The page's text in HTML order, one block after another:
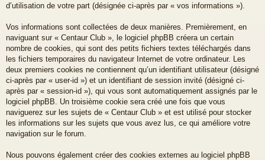
d’utilisation de votre part (désignée ci-après par « vos informations »).
Vos informations sont collectées de deux manières. Premièrement, en
naviguant sur « Centaur Club », le logiciel phpBB créera un certain
nombre de cookies, qui sont des petits fichiers textes téléchargés dans
les fichiers temporaires du navigateur Internet de votre ordinateur. Les
deux premiers cookies ne contiennent qu’un identifiant utilisateur (désigné
ci-après par « user-id ») et un identifiant de session invité (désigné ci-
après par « session-id »), qui vous sont automatiquement assignés par le
logiciel phpBB. Un troisième cookie sera créé une fois que vous
naviguerez sur les sujets de « Centaur Club » et est utilisé pour stocker
les informations sur les sujets que vous avez lus, ce qui améliore votre
navigation sur le forum.
Nous pouvons également créer des cookies externes au logiciel phpBB